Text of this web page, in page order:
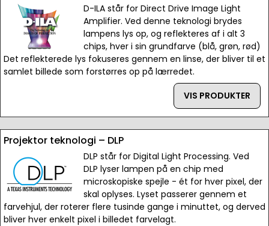
D-ILA står for Direct Drive Image Light
Amplifier. Ved denne teknologi brydes
lampens lys op, og reflekteres af i alt 3
chips, hver i sin grundfarve (blå, grøn, rød)
Det reflekterede lys fokuseres gennem en linse, der bliver til et
samlet billede som forstørres op på lærredet.
VIS PRODUKTER
Projektor teknologi – DLP
DLP står for Digital Light Processing. Ved
DLP lyser lampen på en chip med
microskopiske spejle - ét for hver pixel, der
skal oplyses. Lyset passerer gennem et
farvehjul, der roterer flere tusinde gange i minuttet, og derved
bliver hver enkelt pixel i billedet farvelagt.